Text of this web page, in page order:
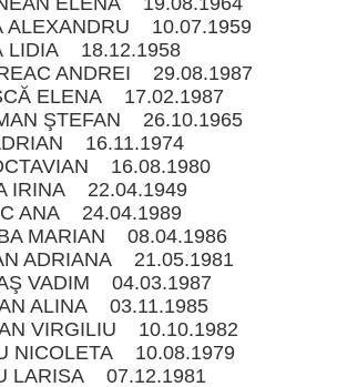
10.07.1959
18.12.1958
ANDREI 29.08.1987
ELENA 17.02.1987
ŞTEFAN 26.10.1965
16.11.1974
16.08.1980
IRINA 22.04.1949
ANA 24.04.1989
MARIAN 08.04.1986
ADRIANA 21.05.1981
VADIM 04.03.1987
ALINA 03.11.1985
VIRGILIU 10.10.1982
10.08.1979
LARISA 07.12.1981